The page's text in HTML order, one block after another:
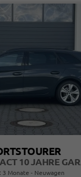
ACT 10 JAHRE
3 Monate Neuwagen